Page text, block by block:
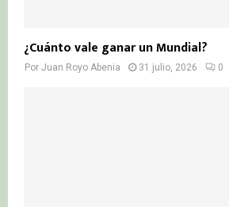
¿Cuánto vale ganar un Mundial?
Por Juan Royo Abenia 31 julio, 2026 0